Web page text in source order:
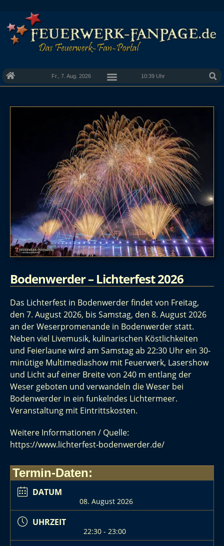
Fr., 7. Aug. 2026 10:39 Uhr
Bodenwerder – Lichterfest 2026
Das Lichterfest in Bodenwerder findet von Freitag,
den 7. August 2026, bis Samstag, den 8. August 2026
an der Weserpromenande in Bodenwerder statt.
Neben viel Livemusik, kulinarischen Köstlichkeiten
und Feierlaune wird am Samstag ab 22:30 Uhr ein 30-
minütige Multimediashow mit Feuerwerk, Lasershow
und Licht auf einer Breite von 240 m entlang der
Weser geboten und verwandeln die Weser bei
Bodenwerder in ein funkelndes Lichtermeer.
Veranstaltung mit Eintrittskosten.
Weitere Informationen / Quelle:
https://www.lichterfest-bodenwerder.de/
Termin-Daten:
DATUM
08. August 2026
UHRZEIT
22:30 - 23:00